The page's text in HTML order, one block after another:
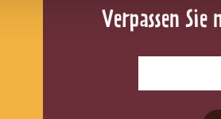
Verpassen